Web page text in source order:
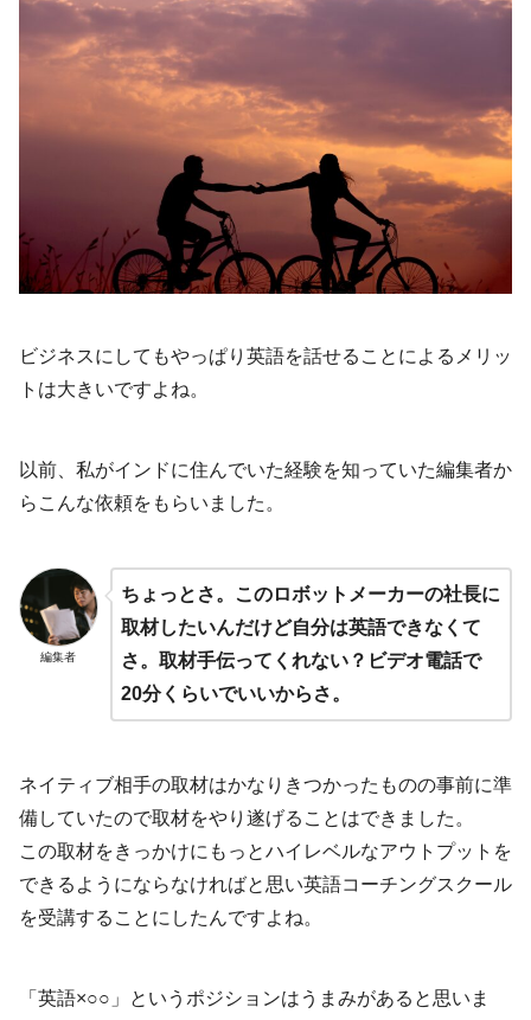
ビジネスにしてもやっぱり英語を話せることによるメリッ
トは大きいですよね。
以前、私がインドに住んでいた経験を知っていた編集者か
らこんな依頼をもらいました。
編集者
ちょっとさ。このロボットメーカーの社長に
取材したいんだけど自分は英語できなくて
さ。取材手伝ってくれない？ビデオ電話で
20分くらいでいいからさ。
ネイティブ相手の取材はかなりきつかったものの事前に準
備していたので取材をやり遂げることはできました。
この取材をきっかけにもっとハイレベルなアウトプットを
できるようにならなければと思い英語コーチングスクール
を受講することにしたんですよね。
「英語×○○」というポジションはうまみがあると思いま